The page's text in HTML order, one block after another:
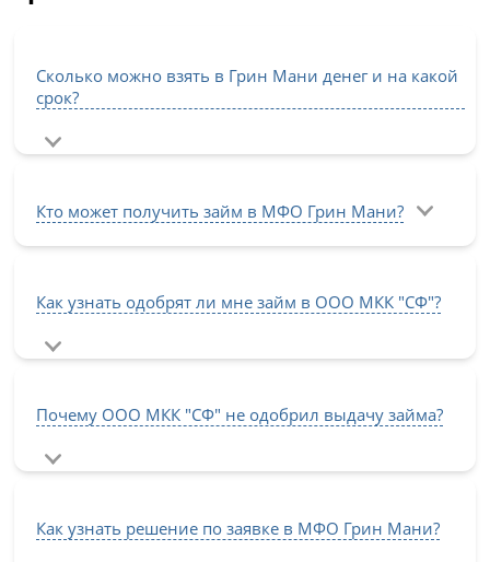
Сколько можно взять в Грин Мани денег и на какой
срок?
Кто может получить займ в МФО Грин Мани?
Как узнать одобрят ли мне займ в ООО МКК "СФ"?
Почему ООО МКК "СФ" не одобрил выдачу займа?
Как узнать решение по заявке в МФО Грин Мани?